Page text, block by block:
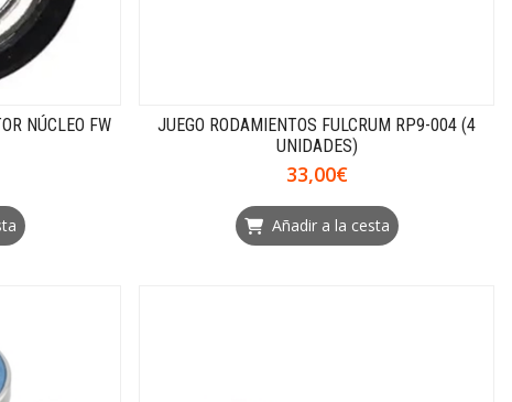
NÚCLEO FW
JUEGO RODAMIENTOS FULCRUM RP9-004 (4
UNIDADES)
33,00€
Añadir a la cesta